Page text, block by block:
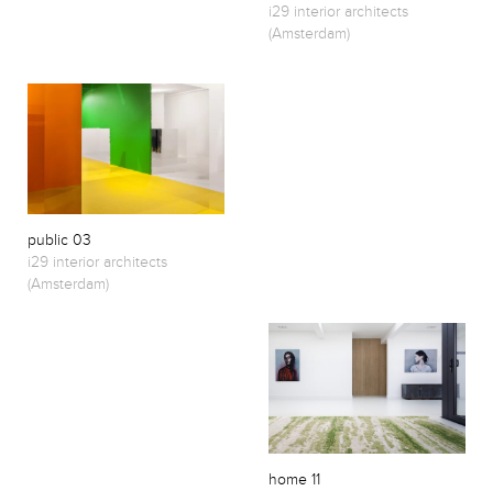
i29 interior architects
(Amsterdam)
public 03
i29 interior architects
(Amsterdam)
home 11